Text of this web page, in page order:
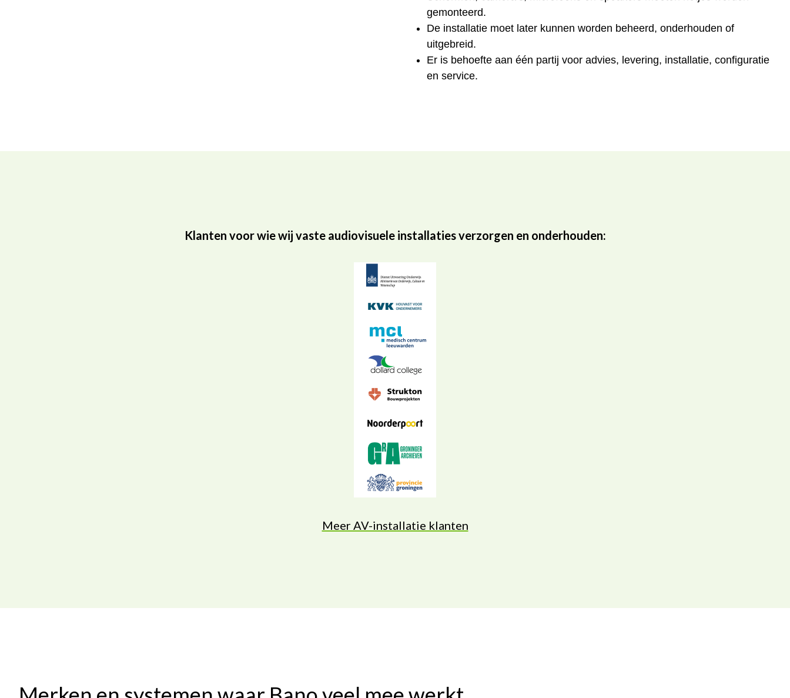
gemonteerd.
De installatie moet later kunnen worden beheerd, onderhouden of
uitgebreid.
Er is behoefte aan één partij voor advies, levering, installatie, configuratie
en service.
Klanten voor wie wij vaste audiovisuele installaties verzorgen en onderhouden:
Meer AV-installatie klanten